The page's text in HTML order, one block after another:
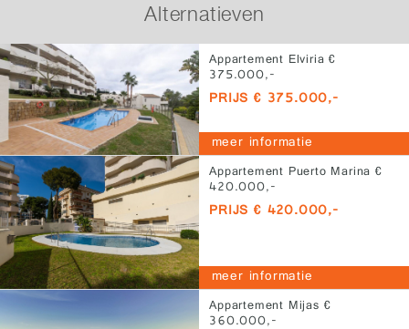
Alternatieven
Appartement Elviria €
375.000,-
PRIJS € 375.000,-
meer informatie
Appartement Puerto Marina €
420.000,-
PRIJS € 420.000,-
meer informatie
Appartement Mijas €
360.000,-